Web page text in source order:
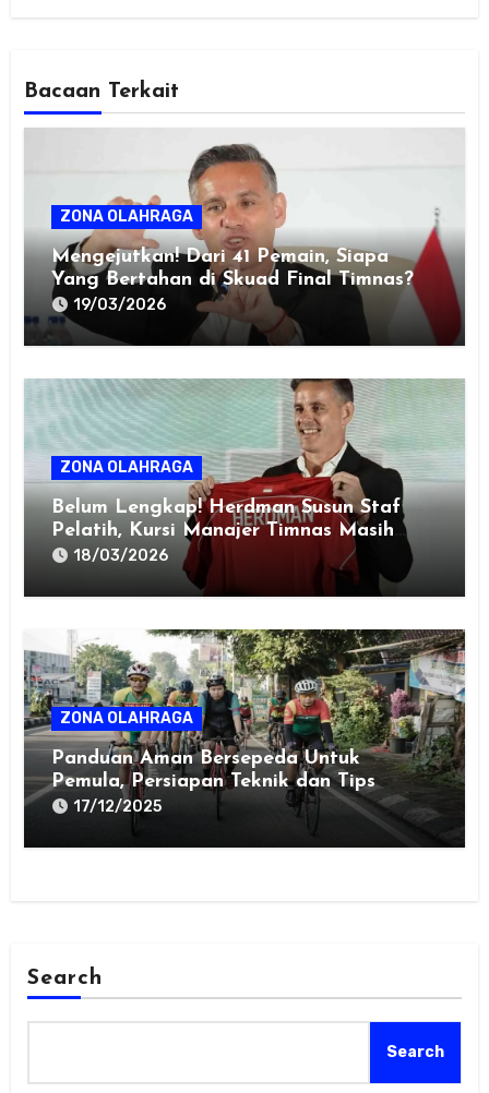
Bacaan Terkait
ZONA OLAHRAGA
Mengejutkan! Dari 41 Pemain, Siapa
Yang Bertahan di Skuad Final Timnas?
19/03/2026
ZONA OLAHRAGA
Belum Lengkap! Herdman Susun Staf
Pelatih, Kursi Manajer Timnas Masih
Misterius
18/03/2026
ZONA OLAHRAGA
Panduan Aman Bersepeda Untuk
Pemula, Persiapan Teknik dan Tips
17/12/2025
Search
Search